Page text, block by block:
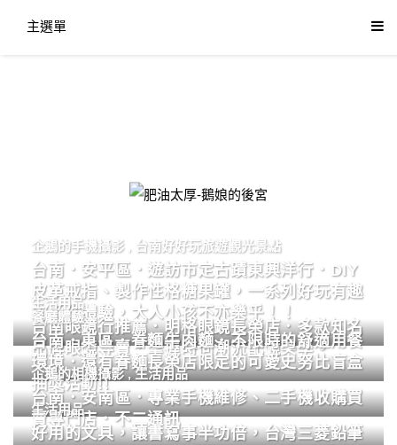
主選單
肥油太厚-鵝娘的後宮
企鵝的手機攝影 台南好好玩旅遊觀光景點
台南．安平區．遊訪市定古蹟東興洋行．DIY
皮革戒指、製作性格糖果罐，一系列好玩有趣
的手作體驗，大人小孩不亦樂乎！！
生活用品
台南眼鏡行推薦．明格眼鏡長榮店．多款知名
品牌眼鏡專賣．掌握時尚潮流配鏡美學。
餐廳體驗
台南．東區．眷麵牛肉麵．不限時的舒適用餐
環境．還有眷麵長榮店限定的可愛史努比盲盒
抽獎活動!!
企鵝的相機攝影,生活用品
台南．安南區．專業手機維修、二手機收購買
賣專門店．不二通訊
生活用品
好用的文具，讓書寫事半功倍，台灣三菱鉛筆